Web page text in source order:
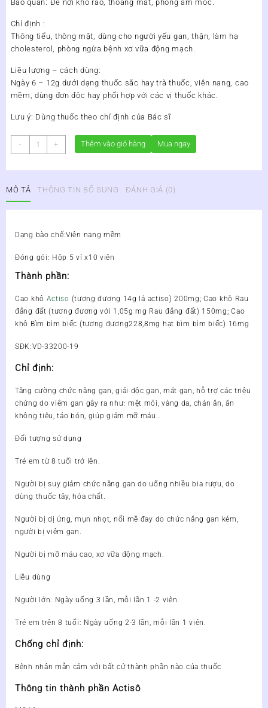
Bảo quản: Để nơi khô ráo, thoáng mát, phòng ẩm mốc.
Chỉ định :
Thông tiểu, thông mật, dùng cho người yếu gan, thận, làm hạ
cholesterol, phòng ngừa bệnh xơ vữa động mạch.
Liều lượng – cách dùng:
Ngày 6 – 12g dưới dạng thuốc sắc hay trà thuốc, viên nang, cao
mềm, dùng đơn độc hay phối hợp với các vị thuốc khác.
Lưu ý: Dùng thuốc theo chỉ định của Bác sĩ
-
THỰC
PHẨM
BỔ
GAN
lượng
+ Thêm vào giỏ hàng Mua ngay
MÔ TẢ THÔNG TIN BỔ SUNG ĐÁNH GIÁ (0)
Dạng bào chế:Viên nang mềm
Đóng gói: Hộp 5 vỉ x10 viên
Thành phần:
Cao khô Actiso (tương đương 14g lá actiso) 200mg; Cao khô Rau
đắng đất (tương đương với 1,05g mg Rau đắng đất) 150mg; Cao
khô Bìm bìm biếc (tương đương228,8mg hạt bìm bìm biếc) 16mg
SĐK:VD-33200-19
Chỉ định:
Tăng cường chức năng gan, giải độc gan, mát gan, hỗ trợ các triệu
chứng do viêm gan gây ra như: mệt mỏi, vàng da, chán ăn, ăn
không tiêu, táo bón, giúp giảm mỡ máu…
Đối tượng sử dụng
Trẻ em từ 8 tuổi trở lên.
Người bị suy giảm chức năng gan do uống nhiều bia rượu, do
dùng thuốc tây, hóa chất.
Người bị dị ứng, mụn nhọt, nổi mề đay do chức năng gan kém,
người bị viêm gan.
Người bị mỡ máu cao, xơ vữa động mạch.
Liều dùng
Người lớn: Ngày uống 3 lần, mỗi lần 1 -2 viên.
Trẻ em trên 8 tuổi: Ngày uống 2-3 lần, mỗi lần 1 viên.
Chống chỉ định:
Bệnh nhân mẫn cảm với bất cứ thành phần nào của thuốc
Thông tin thành phần Actisô